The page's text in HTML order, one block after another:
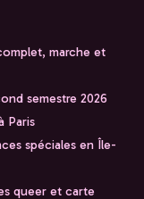
marche et
semestre 2026
Paris
spéciales en Île-
queer et carte